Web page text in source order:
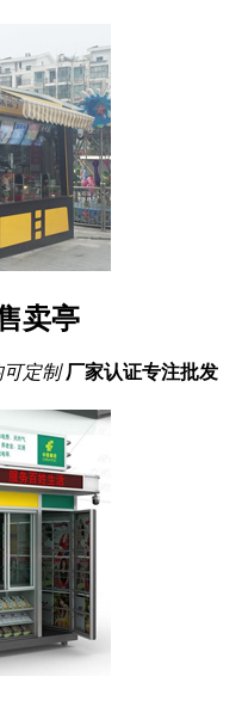
卖亭
可定制 厂家认证专注批发